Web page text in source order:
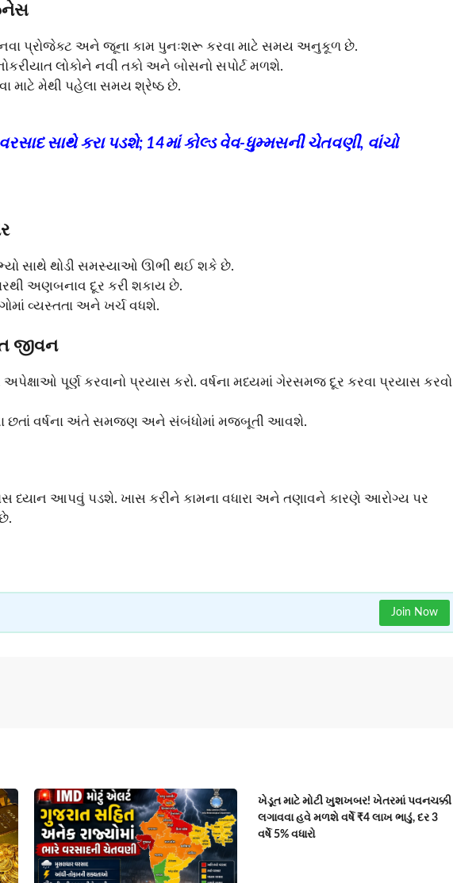
નવા પ્રોજેક્ટ અને જૂના કામ પુનઃશરૂ કરવા માટે સમય અનુકૂળ છે.
લોકોને નવી તકો અને બોસનો સપોર્ટ મળશે.
માટે મેથી પહેલા સમય શ્રેષ્ઠ છે.
સાથે કરા પડશે; 14માં કોલ્ડ વેવ-ધુમ્મસની ચેતવણી, વાંચો
સાથે થોડી સમસ્યાઓ ઊભી થઈ શકે છે.
અણબનાવ દૂર કરી શકાય છે.
વ્યસ્તતા અને ખર્ચ વધશે.
જીવન
પૂર્ણ કરવાનો પ્રયાસ કરો. વર્ષના મધ્યમાં ગેરસમજ દૂર કરવા પ્રયાસ કરવો
છતાં વર્ષના અંતે સમજણ અને સંબંધોમાં મજબૂતી આવશે.
ધ્યાન આપવું પડશે. ખાસ કરીને કામના વધારા અને તણાવને કારણે આરોગ્ય પર
Join Now
ખેડૂત માટે મોટી ખુશખબર! ખેતરમાં પવનચક્કી
લગાવવા હવે મળશે વર્ષે ₹4 લાખ ભાડું, દર 3
વર્ષે 5% વધારો